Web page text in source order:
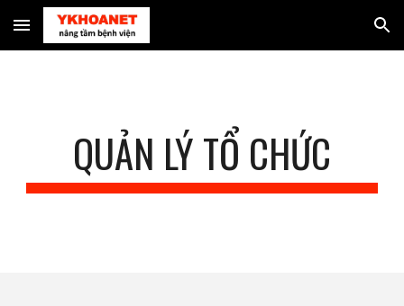
Skip to main content Skip to navigation
QUẢN LÝ TỔ CHỨC